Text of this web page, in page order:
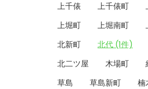
上千俵
上千俵町
上堀町
上堀南町
北新町
北代 (1件)
北二ツ屋
木場町
草島
草島新町 楠